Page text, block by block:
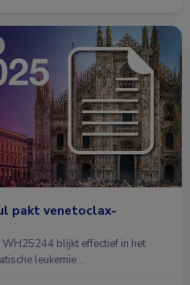
pakt venetoclax-
blijkt effectief in het
leukemie …